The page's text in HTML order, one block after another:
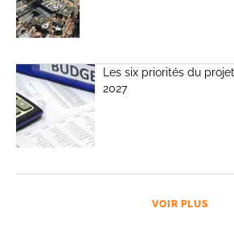
Les six priorités du
2027
VOIR PLUS